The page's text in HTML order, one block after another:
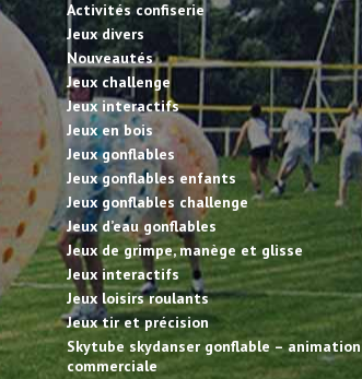
Activités confiserie
Jeux divers
Nouveautés
Jeux challenge
Jeux interactifs
Jeux en bois
Jeux gonflables
Jeux gonflables enfants
Jeux gonflables challenge
Jeux d’eau gonflables
Jeux de grimpe, manège et glisse
Jeux interactifs
Jeux loisirs roulants
Jeux tir et précision
Skytube skydanser gonflable – animation
commerciale